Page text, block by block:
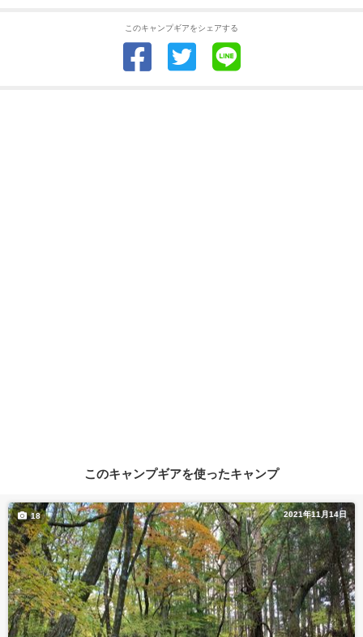
このキャンプギアをシェアする
このキャンプギアを使ったキャンプ
2021年11月14日
18